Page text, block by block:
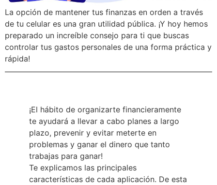
La opción de mantener tus finanzas en orden a través
de tu celular es una gran utilidad pública. ¡Y hoy hemos
preparado un increíble consejo para ti que buscas
controlar tus gastos personales de una forma práctica y
rápida!
¡El hábito de organizarte financieramente
te ayudará a llevar a cabo planes a largo
plazo, prevenir y evitar meterte en
problemas y ganar el dinero que tanto
trabajas para ganar!
Te explicamos las principales
características de cada aplicación. De esta